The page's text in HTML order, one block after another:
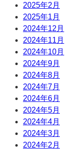
2025年2月
2025年1月
2024年12月
2024年11月
2024年10月
2024年9月
2024年8月
2024年7月
2024年6月
2024年5月
2024年4月
2024年3月
2024年2月